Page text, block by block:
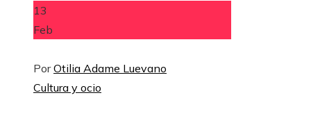
13
Feb
PorOtilia Adame Luevano
Cultura y ocio